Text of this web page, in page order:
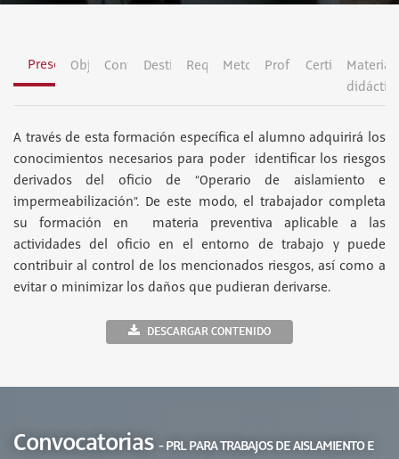
Presentación
ObjetivosContenidosDestinatariosRequisitosMetodologíaProfesoradoCertificación
Material
A través de esta formación específica el alumno adquirirá los
conocimientos necesarios para poder identificar los riesgos
derivados del oficio de “Operario de aislamiento e
impermeabilización”. De este modo, el trabajador completa
su formación en materia preventiva aplicable a las
actividades del oficio en el entorno de trabajo y puede
contribuir al control de los mencionados riesgos, así como a
evitar o minimizar los daños que pudieran derivarse.
DESCARGAR CONTENIDO
Convocatorias - PRL PARA TRABAJOS DE AISLAMIENTO E